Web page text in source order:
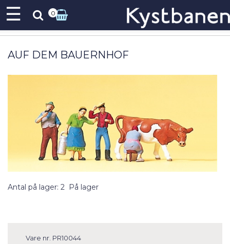
☰ 0
AUF DEM BAUERNHOF
Antal på lager: 2 På lager
Vare nr. PR10044